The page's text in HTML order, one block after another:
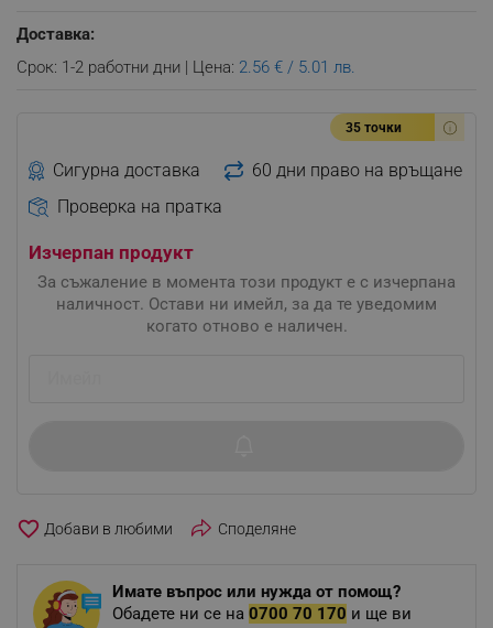
Доставка:
Срок: 1-2 работни дни | Цена: 2.56 € / 5.01 лв.
35 точки
Сигурна доставка
60 дни право на връщане
Проверка на пратка
Изчерпан продукт
За съжаление в момента този продукт е с изчерпана
наличност. Остави ни имейл, за да те уведомим
когато отново е наличен.
favorite_border Споделяне
Имате въпрос или нужда от помощ?
Обадете ни се на 0700 70 170 и ще ви